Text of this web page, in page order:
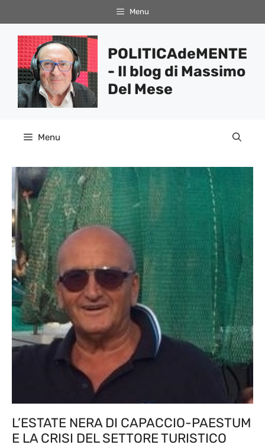
al
contenuto
Menu
POLITICAdeMENTE
- Il blog di Massimo
Del Mese
Menu
L’ESTATE NERA DI CAPACCIO-PAESTUM
E LA CRISI DEL SETTORE TURISTICO